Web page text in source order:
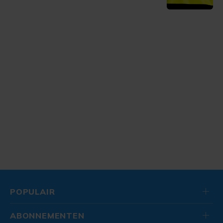
POPULAIR
ABONNEMENTEN